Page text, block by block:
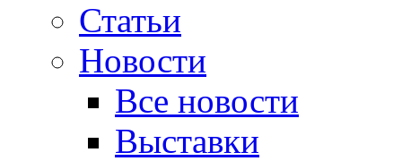
Статьи
Новости
Все новости
Выставки